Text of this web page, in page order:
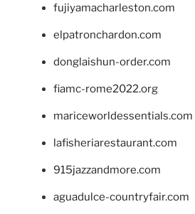
fujiyamacharleston.com
elpatronchardon.com
donglaishun-order.com
fiamc-rome2022.org
mariceworldessentials.com
lafisheriarestaurant.com
915jazzandmore.com
aguadulce-countryfair.com